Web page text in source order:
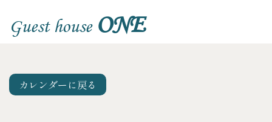
Guest house ONE
カレンダーに戻る